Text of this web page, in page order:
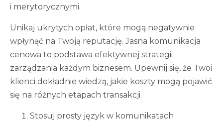
i merytorycznymi.
Unikaj ukrytych opłat, które mogą negatywnie
wpłynąć na Twoją reputację. Jasna komunikacja
cenowa to podstawa efektywnej strategii
zarządzania każdym biznesem. Upewnij się, że Twoi
klienci dokładnie wiedzą, jakie koszty mogą pojawić
się na różnych etapach transakcji.
Stosuj prosty język w komunikatach